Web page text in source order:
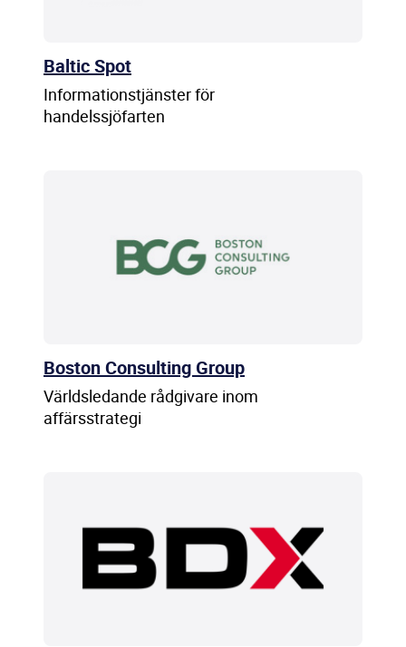
Baltic Spot
Informationstjänster för
handelssjöfarten
Boston Consulting Group
Världsledande rådgivare inom
affärsstrategi